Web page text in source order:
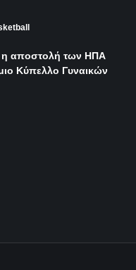
η αποστολή των ΗΠΑ
Κύπελλο Γυναικών